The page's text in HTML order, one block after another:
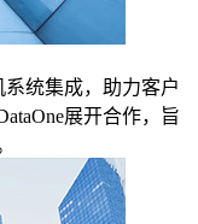
系统集成，助力客户
展开合作，旨